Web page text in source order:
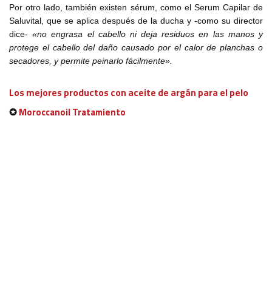
Por otro lado, también existen sérum, como el Serum Capilar de
Saluvital, que se aplica después de la ducha y -como su director
dice-«no engrasa el cabello ni deja residuos en las manos y
protege el cabello del daño causado por el calor de planchas o
secadores, y permite peinarlo fácilmente».
Los mejores productos con aceite de argán para el pelo
✪Moroccanoil Tratamiento